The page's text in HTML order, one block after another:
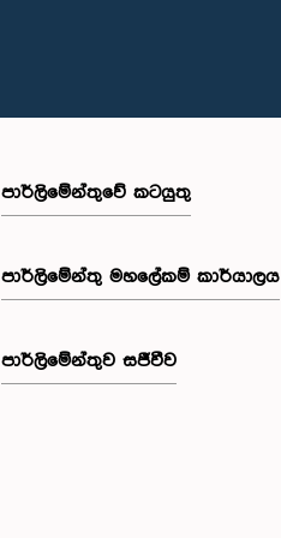
පාර්ලිමේන්තුවේ කටයුතු
පාර්ලිමේන්තු මහලේකම් කාර්යාලය
පාර්ලිමේන්තුව සජීවීව